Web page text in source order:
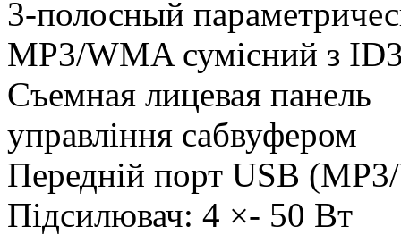
3-полосный
MP3/WMA сумісний з
Съемная лицевая панель
управління сабвуфером
Передній порт USB
Підсилювач: 4 ×- 50 Вт